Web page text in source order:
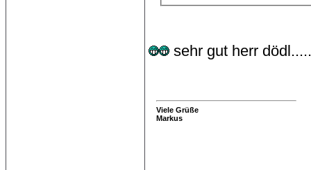
sehr gut herr
Viele Grüße
Markus